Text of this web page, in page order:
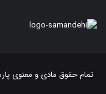
تمام حقوق مادی و معنوی